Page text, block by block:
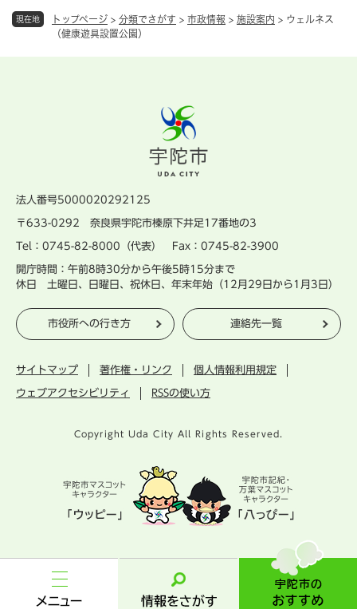
陀
市
の
現在地 トップページ > 分類でさがす > 市政情報 > 施設案内 > ウェルネス
（健康遊具設置公園）
法人番号5000020292125
〒633-0292 奈良県宇陀市榛原下井足17番地の3
Tel：0745-82-8000（代表） Fax：0745-82-3900
開庁時間：午前8時30分から午後5時15分まで
休日 土曜日、日曜日、祝休日、年末年始（12月29日から1月3日）
市役所への行き方 連絡先一覧
サイトマップ 著作権・リンク 個人情報利用規定
ウェブアクセシビリティ RSSの使い方
Copyright Uda City All Rights Reserved.